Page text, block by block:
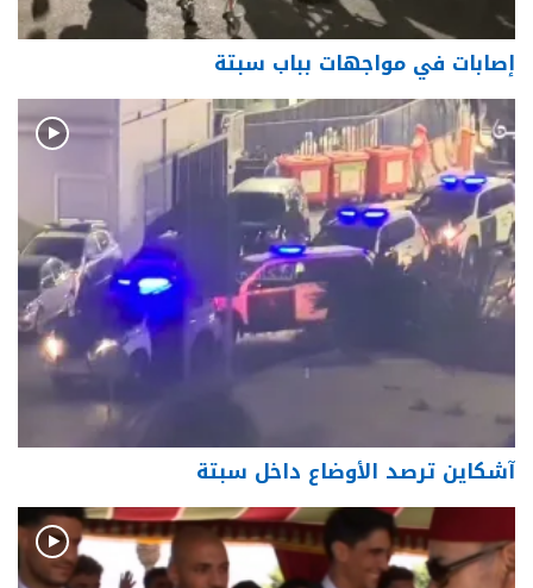
إصابات في مواجهات بباب سبتة
آشكاين ترصد الأوضاع داخل سبتة